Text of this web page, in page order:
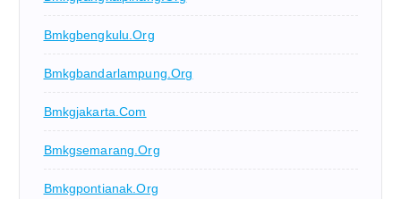
Bmkgbengkulu.org
Bmkgbandarlampung.org
Bmkgjakarta.com
Bmkgsemarang.org
Bmkgpontianak.org